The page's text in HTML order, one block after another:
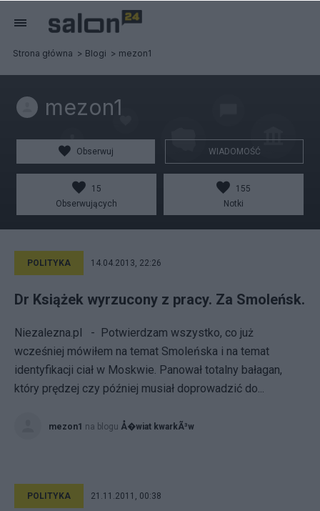
Strona główna Blogi mezon1
mezon1
Obserwuj WIADOMOŚĆ
15
Obserwujących
155
Notki
POLITYKA 14.04.2013, 22:26
Dr Książek wyrzucony z pracy. Za Smoleńsk.
Niezalezna.pl - Potwierdzam wszystko, co już
wcześniej mówiłem na temat Smoleńska i na temat
identyfikacji ciał w Moskwie. Panował totalny bałagan,
który prędzej czy później musiał doprowadzić do...
mezon1 na blogu Å�wiat kwarkÃ³w
POLITYKA 21.11.2011, 00:38